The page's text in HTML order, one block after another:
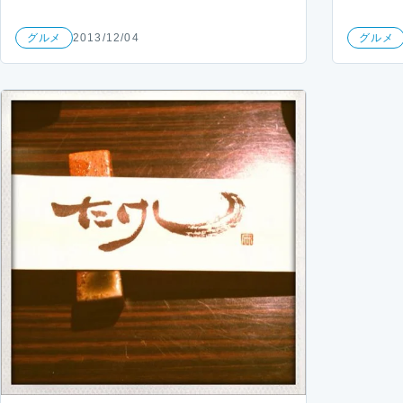
グルメ 2013/12/04 グルメ